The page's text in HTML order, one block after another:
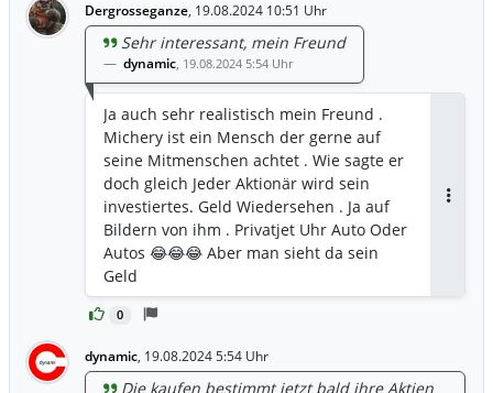
Dergrosseganze, 19.08.2024 10:51 Uhr
0
Sehr interessant, mein Freund
dynamic, 19.08.2024 5:54 Uhr
Ja auch sehr realistisch mein Freund .
Michery ist ein Mensch der gerne auf
seine Mitmenschen achtet . Wie sagte er
doch gleich Jeder Aktionär wird sein
investiertes. Geld Wiedersehen . Ja auf
Bildern von ihm . Privatjet Uhr Auto Oder
Autos 😂😂😂 Aber man sieht da sein
Geld
dynamic, 19.08.2024 5:54 Uhr
Die kaufen bestimmt jetzt bald ihre Aktien